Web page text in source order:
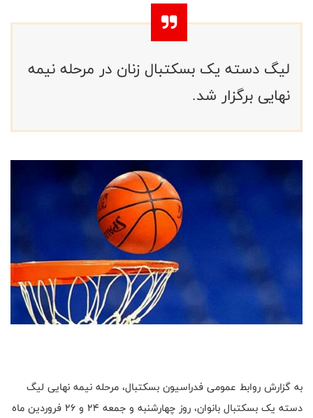
لیگ دسته یک بسکتبال زنان در مرحله نیمه
نهایی برگزار شد.
به گزارش روابط عمومی فدراسیون بسکتبال، مرحله نیمه نهایی لیگ
دسته یک بسکتبال بانوان، روز چهارشنبه و جمعه ۲۴ و ۲۶ فروردین ماه